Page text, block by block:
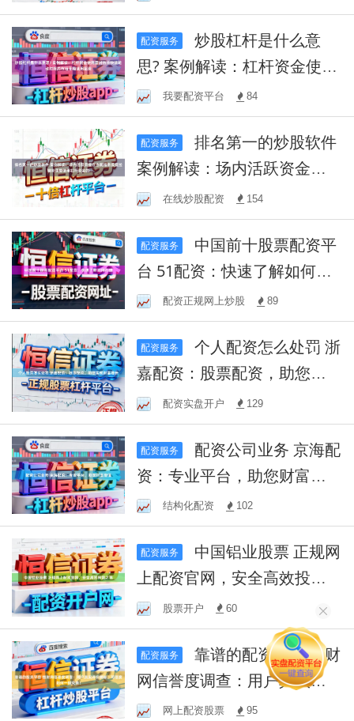
体系
配资服务
炒股杠杆是什么意
思? 案例解读：杠杆资金使用
面对热点快速轮动时期的市
场环境使用配资
我要配资平台 84
配资服务
排名第一的炒股软件
案例解读：场内活跃资金在
当前指数反复拉锯阶段里使
用杠杆资金的
在线炒股配资 154
配资服务
台 51配资：快速了解如何办
理
配资正规网上炒股 89
配资服务
个人配资怎么处罚 浙
嘉配资：股票配资，助您实
现财富增长
配资实盘开户 129
配资服务
资：专业平台，助您财富增
值
结构化配资 102
配资服务
上配资官网，安全高效投资
之选股票开户 60
配资服务
靠谱的配资平台 恒财
网信誉度调查：用户真实评
价揭秘，可信度如何一探究
网上配资股票 95